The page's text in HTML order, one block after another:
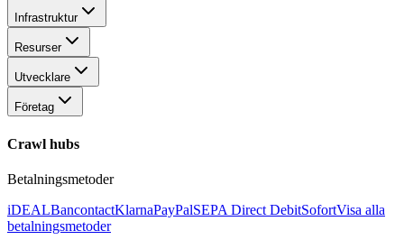
Infrastruktur
Resurser
Utvecklare
Företag
Crawl hubs
Betalningsmetoder
iDEALBancontactKlarnaPayPalSEPA Direct DebitSofortVisa alla
betalningsmetoder